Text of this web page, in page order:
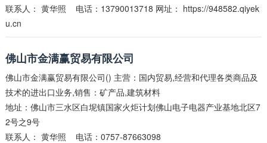
联系人： 黄华照 电话：13790013718 网址： https://948582.qiyek
u.cn
佛山市金满赢贸易有限公司
佛山市金满赢贸易有限公司() 主营：国内贸易,经营和代理各类商品及
技术的进出口业务,销售：矿产品,建筑材料
地址：佛山市三水区白坭镇国家火炬计划佛山电子电器产业基地北区7
2号之9号
联系人： 黄华照 电话：0757-87663098